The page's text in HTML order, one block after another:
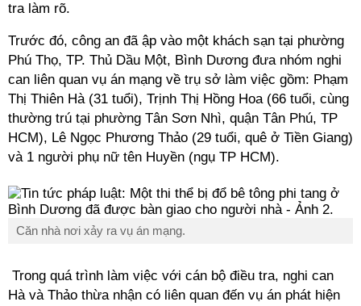
tra làm rõ.
Trước đó, công an đã ập vào một khách sạn tại phường
Phú Thọ, TP. Thủ Dầu Một, Bình Dương đưa nhóm nghi
can liên quan vụ án mạng về trụ sở làm việc gồm: Phạm
Thị Thiên Hà (31 tuổi), Trịnh Thị Hồng Hoa (66 tuổi, cùng
thường trú tại phường Tân Sơn Nhì, quận Tân Phú, TP
HCM), Lê Ngọc Phương Thảo (29 tuổi, quê ở Tiền Giang)
và 1 người phụ nữ tên Huyền (ngụ TP HCM).
Căn nhà nơi xảy ra vụ án mạng.
Trong quá trình làm việc với cán bộ điều tra, nghi can
Hà và Thảo thừa nhận có liên quan đến vụ án phát hiện